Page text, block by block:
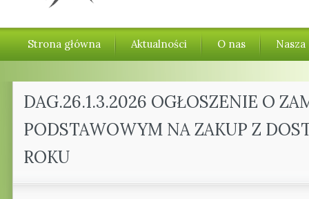
Strona główna Aktualności O nas
DAG.26.1.3.2026 OGŁOSZENIE O
PODSTAWOWYM NA ZAKUP Z
ROKU